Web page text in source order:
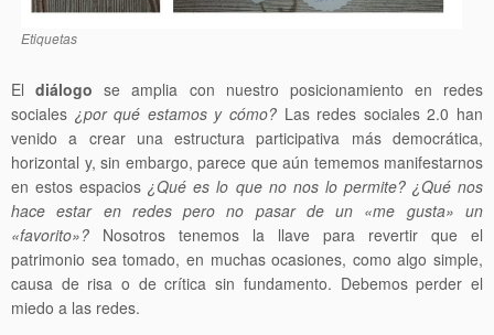
Etiquetas
Eldiálogo se amplia con nuestro posicionamiento en redes
sociales ¿por qué estamos y cómo? Las redes sociales 2.0 han
venido a crear una estructura participativa más democrática,
horizontal y, sin embargo, parece que aún tememos manifestarnos
en estos espacios¿Qué es lo que no nos lo permite? ¿Qué nos
hace estar en redes pero no pasar de un «me gusta» un
«favorito»? Nosotros tenemos la llave para revertir que el
patrimonio sea tomado, en muchas ocasiones, como algo simple,
causa de risa o de crítica sin fundamento. Debemos perder el
miedo a las redes.